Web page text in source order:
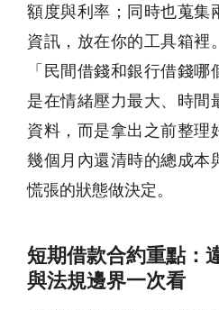
額度與利率；同時也蒐集
資訊，放在你的工具箱裡
「民間借錢和銀行借錢
是在情緒壓力最大、時間
資料，而是拿出之前整理
幾個月內還清時的總成本
慌張的狀態做決定。
短期借款合約重點：
與法規邊界一次看